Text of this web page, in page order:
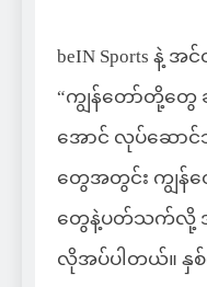
beIN Sports နဲ့ အ
“ကျွန်တော်တို့တွ
အောင် လုပ်ဆောင်
တွေအတွင်း ကျွန်
တွေနဲ့ပတ်သက်လို့
လိုအပ်ပါတယ်။ နှစ်